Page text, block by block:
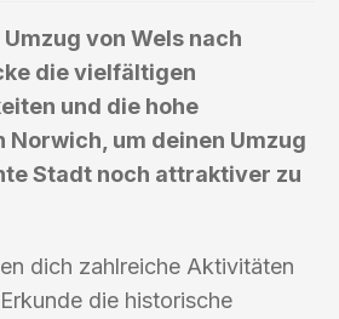
von Wels nach
die vielfältigen
und die hohe
Norwich, um deinen Umzug
Stadt noch attraktiver zu
dich zahlreiche Aktivitäten
die historische